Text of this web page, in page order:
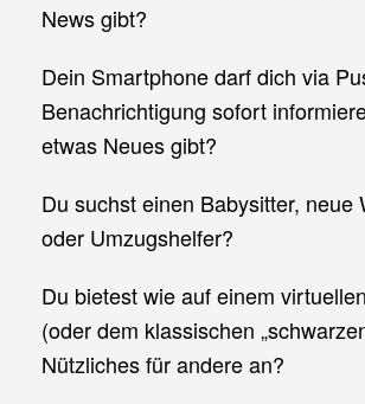
News gibt?
Dein Smartphone darf dich via
Benachrichtigung sofort
etwas Neues gibt?
Du suchst einen Babysitter, neue
oder Umzugshelfer?
Du bietest wie auf einem
(oder dem klassischen
Nützliches für andere an?